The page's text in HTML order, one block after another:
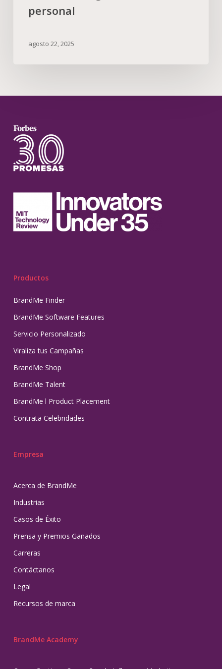
personal
agosto 22, 2025
Productos
BrandMe Finder
BrandMe Software Features
Servicio Personalizado
Viraliza tus Campañas
BrandMe Shop
BrandMe Talent
BrandMe l Product Placement
Contrata Celebridades
Empresa
Acerca de BrandMe
Industrias
Casos de Éxito
Prensa y Premios Ganados
Carreras
Contáctanos
Legal
Recursos de marca
BrandMe Academy